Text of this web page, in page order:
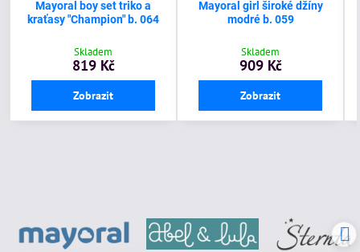
Mayoral boy set triko a
kraťasy "Champion" b. 064
Skladem
819 Kč
Zobrazit
Mayoral girl široké džíny
modré b. 059
Skladem
909 Kč
Zobrazit